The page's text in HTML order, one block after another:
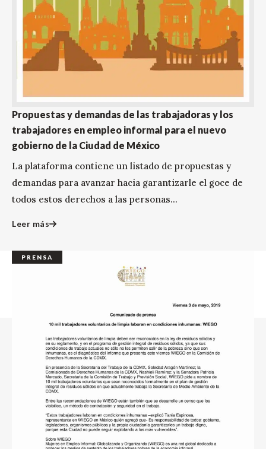
Propuestas y demandas de las trabajadoras y los
trabajadores en empleo informal para el nuevo
gobierno de la Ciudad de México
La plataforma contiene un listado de propuestas y
demandas para avanzar hacia garantizarle el goce de
todos estos derechos a las personas...
Leer más
PRENSA